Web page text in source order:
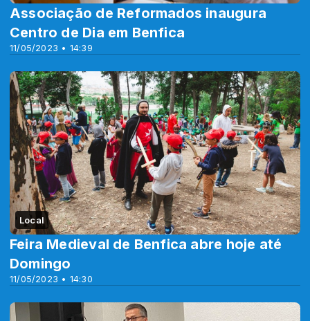
11/05/2023 • 14:39
Associação de Reformados inaugura
Centro de Dia em Benfica
Local
11/05/2023 • 14:30
Feira Medieval de Benfica abre hoje até
Domingo